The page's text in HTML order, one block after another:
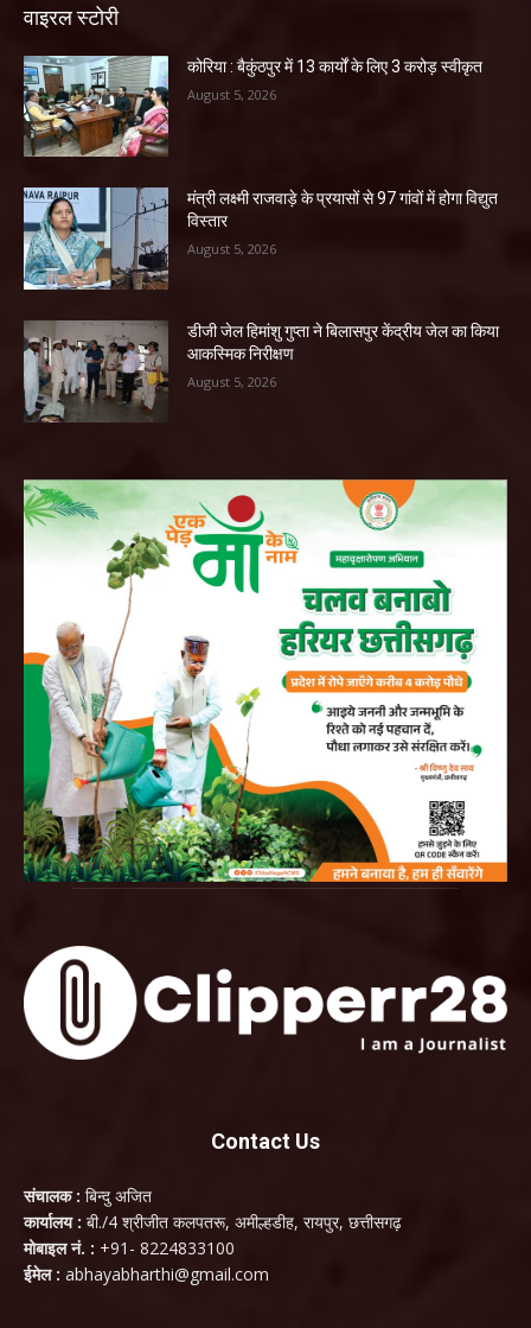
वाइरल स्टोरी
कोरिया : बैकुंठपुर में 13 कार्यों के लिए 3 करोड़ स्वीकृत
August 5, 2026
मंत्री लक्ष्मी राजवाड़े के प्रयासों से 97 गांवों में होगा विद्युत
विस्तार
August 5, 2026
डीजी जेल हिमांशु गुप्ता ने बिलासपुर केंद्रीय जेल का किया
आकस्मिक निरीक्षण
August 5, 2026
Contact Us
संचालक : बिन्दु अजित
कार्यालय : बी./4 श्रीजीत कलपतरू, अमील्हडीह, रायपुर, छत्तीसगढ़
मोबाइल नं. : +91- 8224833100
ईमेल : abhayabharthi@gmail.com